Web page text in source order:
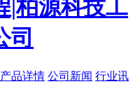
产品详情 公司新闻 行业讯